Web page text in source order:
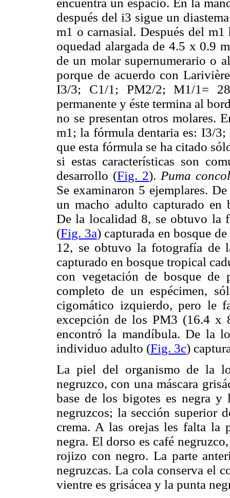
encuentra un espacio. En la
después del i3 sigue un
m1 o carnasial. Después del
oquedad alargada de 4.5 x 0.9
de un molar supernumerario o
porque de acuerdo con
I3/3; C1/1; PM2/2; M1/1=
permanente y éste termina al
no se presentan otros molares.
m1; la fórmula dentaria es: I3/
que esta fórmula se ha citado
si estas características son
desarrollo (Fig. 2). Puma
Se examinaron 5 ejemplares.
un macho adulto capturado en
De la localidad 8, se obtuvo la
(Fig. 3a) capturada en bosque
12, se obtuvo la fotografía
capturado en bosque tropical
con vegetación de bosque de
completo de un espécimen,
cigomático izquierdo, pero le
excepción de los PM3 (16.4 x
encontró la mandíbula. De la
individuo adulto (Fig. 3c)
La piel del organismo de la
negruzco, con una máscara
base de los bigotes es negra
negruzcos; la sección superior
crema. A las orejas les falta la
negra. El dorso es café
rojizo con negro. La parte
negruzcas. La cola conserva el
vientre es grisácea y la punta